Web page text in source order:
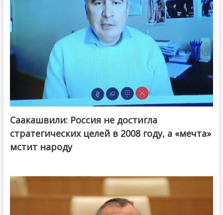
Саакашвили: Россия не достигла
стратегических целей в 2008 году, а «мечта»
мстит народу